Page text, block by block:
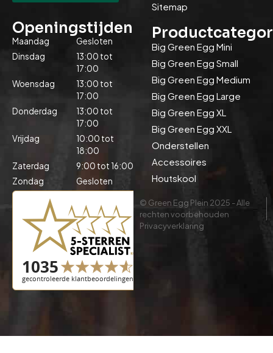
Openingstijden
Maandag
Gesloten
Dinsdag
13:00 tot
17:00
Woensdag
13:00 tot
17:00
Donderdag
13:00 tot
17:00
Vrijdag
10:00 tot
18:00
Zaterdag
9:00 tot 16:00
Zondag
Gesloten
Sitemap
Big Green Egg Mini
Big Green Egg Small
Big Green Egg Medium
Big Green Egg Large
Big Green Egg XL
Big Green Egg XXL
Onderstellen
Accessoires
Houtskool
© Green Egg Plein 2025 - Alle
rechten voorbehouden
Privacyverklaring